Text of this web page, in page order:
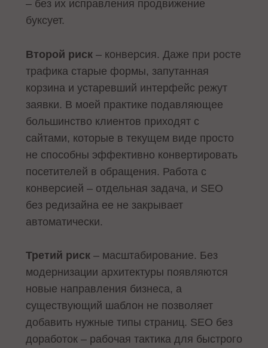
– без их исправления продвижение
буксует.
Второй риск– конверсия. Даже при росте
трафика старые формы, запутанная
корзина и устаревший интерфейс режут
заявки. В моей практике подавляющее
большинство клиентов приходят с
сайтами, которые в текущем виде просто
не способны эффективно конвертировать
посетителей в обращения. Работа с
конверсией – отдельная задача, и SEO
без редизайна ее не закрывает
автоматически.
Третий риск– масштабирование. Без
модернизации архитектуры появляются
новые направления бизнеса, а
существующий шаблон не позволяет
добавить нужные типы страниц. SEO без
доработок – рабочая тактика для быстрого